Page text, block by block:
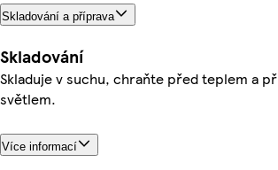
Skladování a příprava
Skladování
Skladuje v suchu, chraňte před teplem a
světlem.
Více informací